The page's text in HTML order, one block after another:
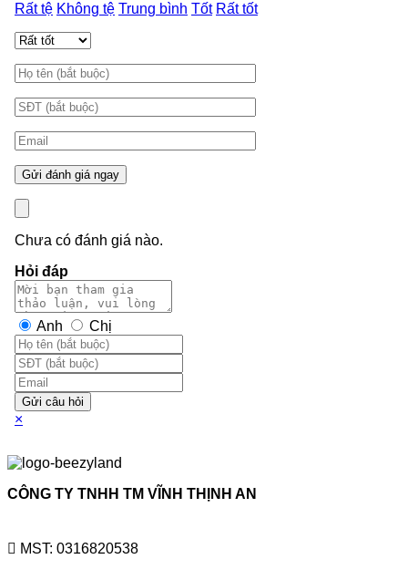
Rất tệ Không tệ Trung bình Tốt Rất tốt
Chưa có đánh giá nào.
Hỏi đáp
Anh Chị
Gửi câu hỏi
×
CÔNG TY TNHH TM VĨNH THỊNH AN
MST: 0316820538